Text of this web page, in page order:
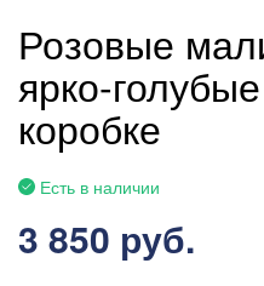
Розовые
ярко-
коробке
Есть в наличии
3 850 руб.